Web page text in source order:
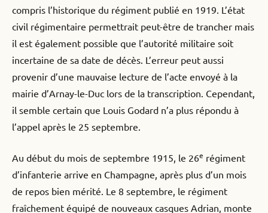
compris l’historique du régiment publié en 1919. L’état
civil régimentaire permettrait peut-être de trancher mais
il est également possible que l’autorité militaire soit
incertaine de sa date de décès. L’erreur peut aussi
provenir d’une mauvaise lecture de l’acte envoyé à la
mairie d’Arnay-le-Duc lors de la transcription. Cependant,
il semble certain que Louis Godard n’a plus répondu à
l’appel après le 25 septembre.
Au début du mois de septembre 1915, le 26e régiment
d’infanterie arrive en Champagne, après plus d’un mois
de repos bien mérité. Le 8 septembre, le régiment
fraîchement équipé de nouveaux casques Adrian, monte